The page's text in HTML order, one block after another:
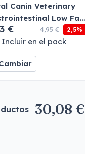
Canin Veterinary
Low Fat
€ 4,95 € 2,5%
Incluir en el pack
30,08 €